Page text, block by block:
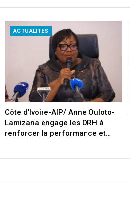
ACTUALITÉS
Côte d’Ivoire-AIP/ Anne Ouloto-
Lamizana engage les DRH à
renforcer la performance et…